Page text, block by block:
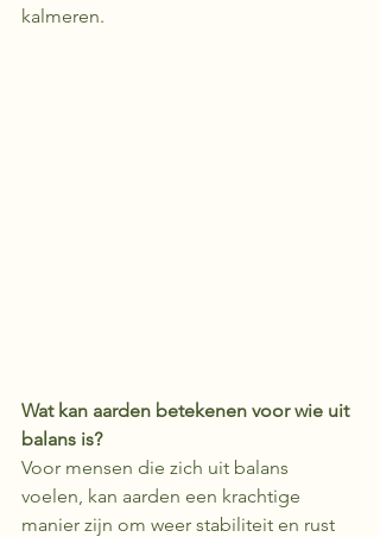
kalmeren.
Wat kan aarden betekenen voor wie uit
balans is?
Voor mensen die zich uit balans
voelen, kan aarden een krachtige
manier zijn om weer stabiliteit en rust